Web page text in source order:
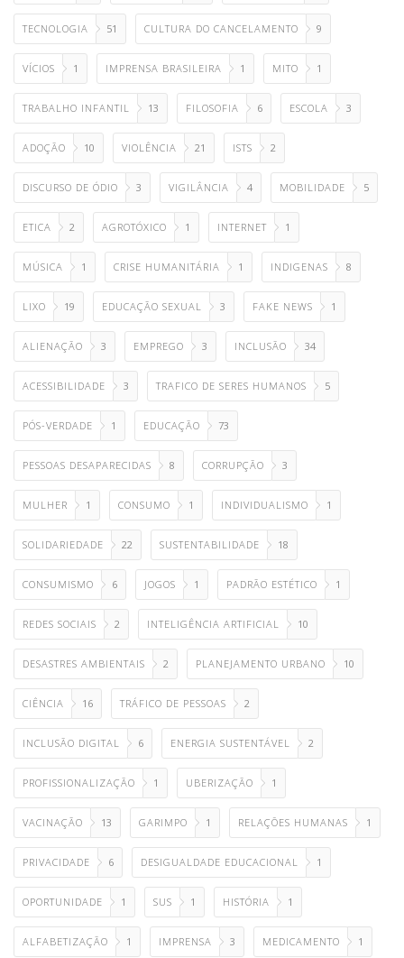
TECNOLOGIA 51 CULTURA DO CANCELAMENTO 9
VÍCIOS 1 IMPRENSA BRASILEIRA 1 MITO 1
TRABALHO INFANTIL 13 FILOSOFIA 6 ESCOLA 3
ADOÇÃO 10 VIOLÊNCIA 21 ISTS 2
DISCURSO DE ÓDIO 3 VIGILÂNCIA 4 MOBILIDADE 5
ETICA 2 AGROTÓXICO 1 INTERNET 1
MÚSICA 1 CRISE HUMANITÁRIA 1 INDIGENAS 8
LIXO 19 EDUCAÇÃO SEXUAL 3 FAKE NEWS 1
ALIENAÇÃO 3 EMPREGO 3 INCLUSÃO 34
ACESSIBILIDADE 3 TRAFICO DE SERES HUMANOS 5
PÓS-VERDADE 1 EDUCAÇÃO 73
PESSOAS DESAPARECIDAS 8 CORRUPÇÃO 3
MULHER 1 CONSUMO 1 INDIVIDUALISMO 1
SOLIDARIEDADE 22 SUSTENTABILIDADE 18
CONSUMISMO 6 JOGOS 1 PADRÃO ESTÉTICO 1
REDES SOCIAIS 2 INTELIGÊNCIA ARTIFICIAL 10
DESASTRES AMBIENTAIS 2 PLANEJAMENTO URBANO 10
CIÊNCIA 16 TRÁFICO DE PESSOAS 2
INCLUSÃO DIGITAL 6 ENERGIA SUSTENTÁVEL 2
PROFISSIONALIZAÇÃO 1 UBERIZAÇÃO 1
VACINAÇÃO 13 GARIMPO 1 RELAÇÕES HUMANAS 1
PRIVACIDADE 6 DESIGUALDADE EDUCACIONAL 1
OPORTUNIDADE 1 SUS 1 HISTÓRIA 1
ALFABETIZAÇÃO 1 IMPRENSA 3 MEDICAMENTO 1